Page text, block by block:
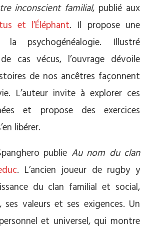
inconscient familial, publié aux
et l’Éléphant. Il propose une
psychogénéalogie. Illustré
cas vécus, l’ouvrage dévoile
de nos ancêtres façonnent
L’auteur invite à explorer ces
et propose des exercices
libérer.
publie Au nom du clan
. L’ancien joueur de rugby y
du clan familial et social,
ses valeurs et ses exigences. Un
et universel, qui montre